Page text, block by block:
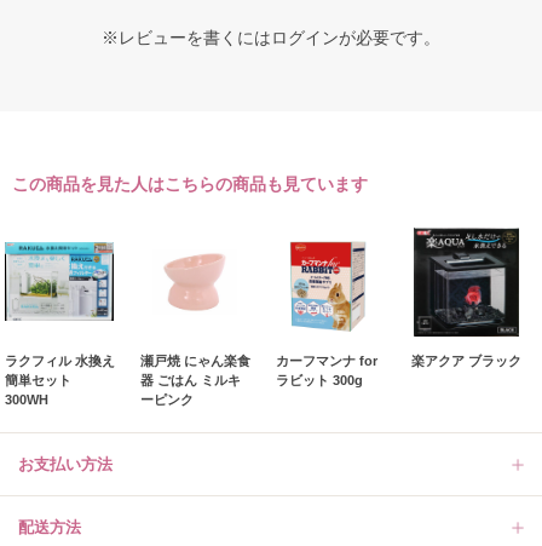
※レビューを書くにはログインが必要です。
この商品を見た人はこちらの商品も見ています
ラクフィル 水換え
簡単セット
300WH
瀬戸焼 にゃん楽食
器 ごはん ミルキ
ーピンク
カーフマンナ for
ラビット 300g
楽アクア ブラック
お支払い方法
配送方法